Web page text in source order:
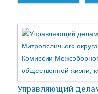
Управляющий